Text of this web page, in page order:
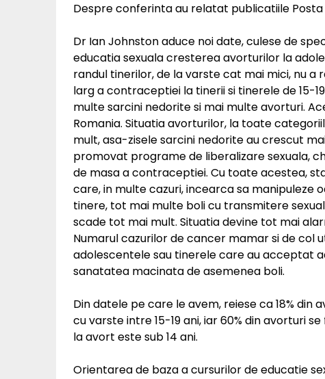
Despre conferinta au relatat publicatiile Posta
Dr Ian Johnston aduce noi date, culese de
educatia sexuala cresterea avorturilor la
randul tinerilor, de la varste cat mai mici, nu
larg a contraceptiei la tinerii si tinerele de 15-
multe sarcini nedorite si mai multe avorturi.
Romania. Situatia avorturilor, la toate
mult, asa-zisele sarcini nedorite au crescut
promovat programe de liberalizare sexuala,
de masa a contraceptiei. Cu toate acestea,
care, in multe cazuri, incearca sa
tinere, tot mai multe boli cu transmitere
scade tot mai mult. Situatia devine tot mai
Numarul cazurilor de cancer mamar si de col
adolescentele sau tinerele care au acceptat
sanatatea macinata de asemenea boli.
Din datele pe care le avem, reiese ca 18%
cu varste intre 15-19 ani, iar 60% din avorturi
la avort este sub 14 ani.
Orientarea de baza a cursurilor de educatie